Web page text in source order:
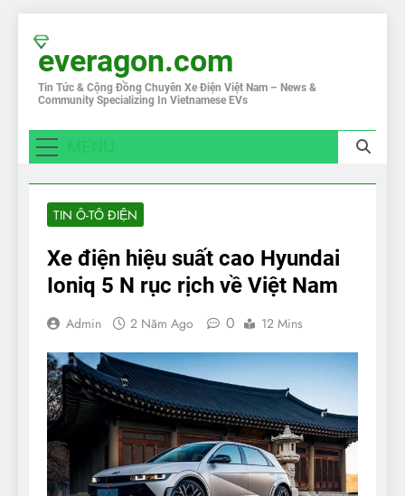
content
everagon.com
Tin Tức & Cộng Đồng Chuyên Xe Điện Việt Nam – News &
Community Specializing In Vietnamese EVs
TIN Ô-TÔ ĐIỆN
Xe điện hiệu suất cao Hyundai
Ioniq 5 N rục rịch về Việt Nam
Admin 2 Năm Ago 0 12 Mins